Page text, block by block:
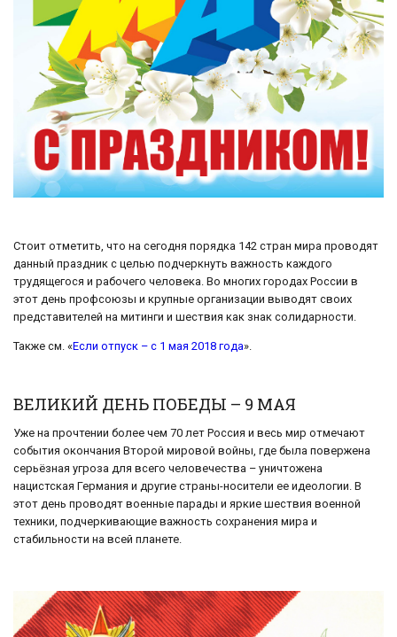
Стоит отметить, что на сегодня порядка 142 стран мира проводят
данный праздник с целью подчеркнуть важность каждого
трудящегося и рабочего человека. Во многих городах России в
этот день профсоюзы и крупные организации выводят своих
представителей на митинги и шествия как знак солидарности.
Также см. «Если отпуск – с 1 мая 2018 года».
ВЕЛИКИЙ ДЕНЬ ПОБЕДЫ – 9 МАЯ
Уже на прочтении более чем 70 лет Россия и весь мир отмечают
события окончания Второй мировой войны, где была повержена
серьёзная угроза для всего человечества – уничтожена
нацистская Германия и другие страны-носители ее идеологии. В
этот день проводят военные парады и яркие шествия военной
техники, подчеркивающие важность сохранения мира и
стабильности на всей планете.